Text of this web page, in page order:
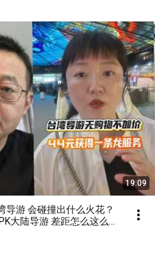
19:09
导游 会碰撞出什么火花？
大陆导游 差距怎么这么大|
去台湾旅游更加遥遥无期